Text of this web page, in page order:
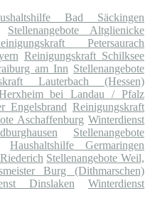
Bad Säckingen
Stellenangebote Altglienicke
Petersaurach
Reinigungskraft Schilksee
am Inn Stellenangebote
Lauterbach (Hessen)
bei Landau / Pfalz
Engelsbrand Reinigungskraft
Aschaffenburg Winterdienst
Stellenangebote
Haushaltshilfe Germaringen
Stellenangebote Weil,
Burg (Dithmarschen)
Dinslaken
Winterdienst